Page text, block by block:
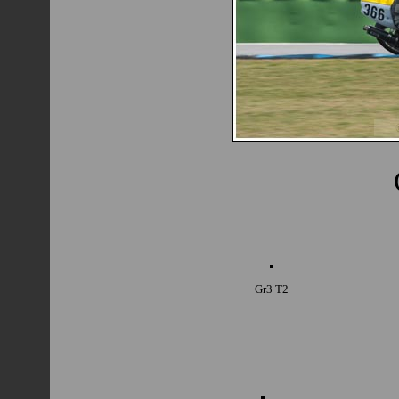
Gr3 T2